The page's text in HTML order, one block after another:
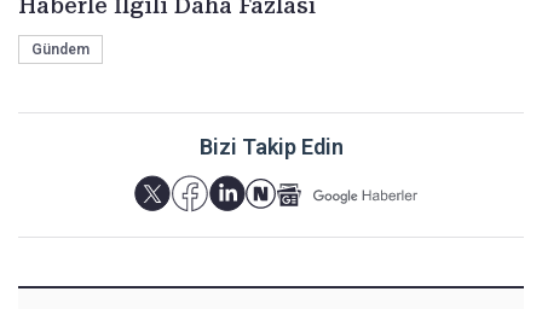
Haberle İlgili Daha Fazlası
Gündem
Bizi Takip Edin